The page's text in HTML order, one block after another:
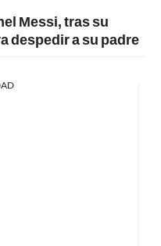
Messi, tras su
despedir a su padre